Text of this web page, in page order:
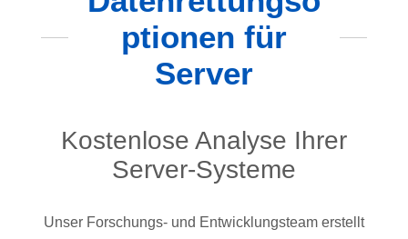
ptionen für
Server
Kostenlose Analyse Ihrer
Server-Systeme
Unser Forschungs- und Entwicklungsteam erstellt